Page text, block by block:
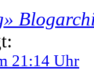
21:14 Uhr